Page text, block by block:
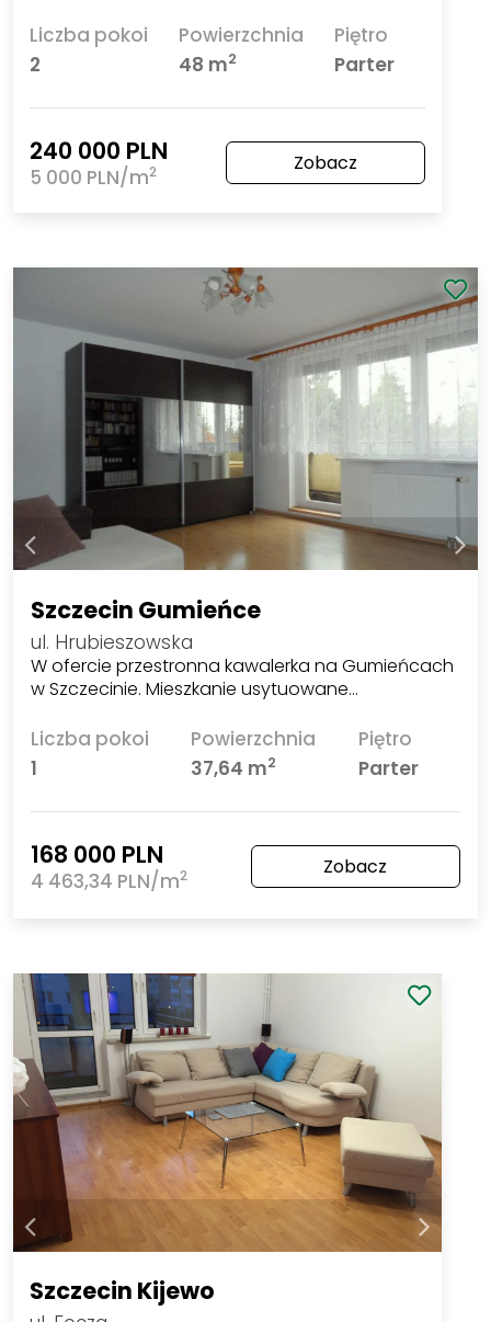
Liczba pokoi
2
Powierzchnia
48 m2
Piętro
Parter
240 000 PLN
5 000 PLN/m2 Zobacz
Szczecin Gumieńce
ul. Hrubieszowska
W ofercie przestronna kawalerka na Gumieńcach
w Szczecinie. Mieszkanie usytuowane…
Liczba pokoi
1
Powierzchnia
37,64 m2
Piętro
Parter
168 000 PLN
4 463,34 PLN/m2 Zobacz
Szczecin Kijewo